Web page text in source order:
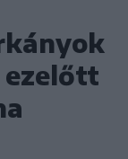
ezelőtt